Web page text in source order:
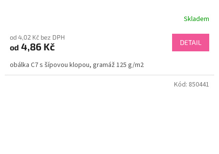
Skladem
od 4,02 Kč bez DPH
od 4,86 Kč DETAIL
obálka C7 s šípovou klopou, gramáž 125 g/m2
Kód: 850441